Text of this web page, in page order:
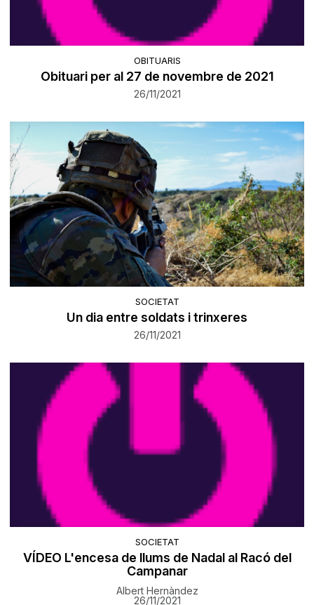
OBITUARIS
Obituari per al 27 de novembre de 2021
26/11/2021
SOCIETAT
Un dia entre soldats i trinxeres
26/11/2021
SOCIETAT
VÍDEO L'encesa de llums de Nadal al Racó del
Campanar
Albert Hernàndez
26/11/2021